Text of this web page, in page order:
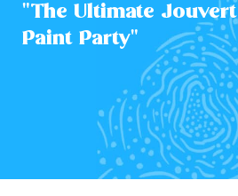
"The Ultimate Jouvert
Paint Party"